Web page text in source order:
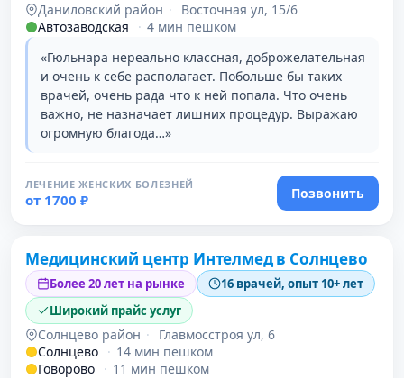
Даниловский район ·
Восточная ул, 15/6
Автозаводская
· 4 мин пешком
«Гюльнара нереально классная, доброжелательная
и очень к себе располагает. Побольше бы таких
врачей, очень рада что к ней попала. Что очень
важно, не назначает лишних процедур. Выражаю
огромную благода…»
ЛЕЧЕНИЕ ЖЕНСКИХ БОЛЕЗНЕЙ
от 1700 ₽
Позвонить
Проверено давно
Медицинский центр Интелмед в Солнцево
Более 20 лет на рынке
16 врачей, опыт 10+ лет
Широкий прайс услуг
Солнцево район ·
Главмосстроя ул, 6
Солнцево · 14 мин пешком
Говорово · 11 мин пешком